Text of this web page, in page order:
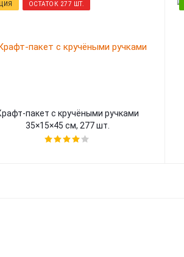
ОСТАТОК 277 ШТ.
пакет с кручёными ручками
35×15×45 см, 277 шт.